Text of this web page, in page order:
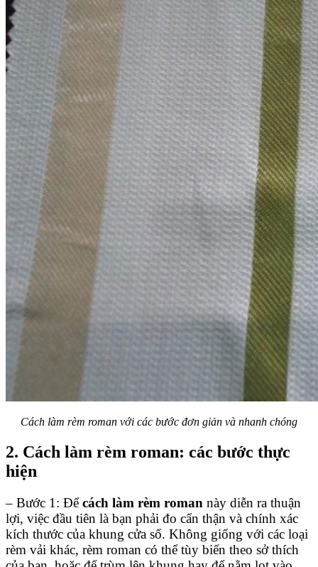
Cách làm rèm roman với các bước đơn giản và nhanh chóng
2. Cách làm rèm roman: các bước thực
hiện
– Bước 1: Đểcách làm rèm roman này diễn ra thuận
lợi, việc đầu tiên là bạn phải đo cẩn thận và chính xác
kích thước của khung cửa sổ. Không giống với các loại
rèm vải khác, rèm roman có thể tùy biến theo sở thích